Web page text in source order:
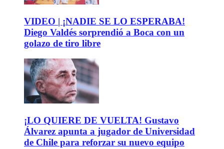
VIDEO | ¡NADIE SE LO ESPERABA!
Diego Valdés sorprendió a Boca con un
golazo de tiro libre
¡LO QUIERE DE VUELTA! Gustavo
Álvarez apunta a jugador de Universidad
de Chile para reforzar su nuevo equipo